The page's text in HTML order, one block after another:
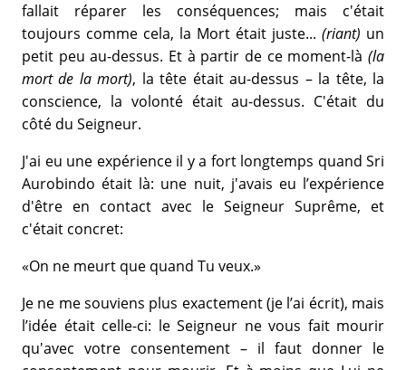
fallait réparer les conséquences; mais c'était
toujours comme cela, la Mort était juste... (riant) un
petit peu au-dessus. Et à partir de ce moment-là (la
mort de la mort), la tête était au-dessus – la tête, la
conscience, la volonté était au-dessus. C'était du
côté du Seigneur.
J'ai eu une expérience il y a fort longtemps quand Sri
Aurobindo était là: une nuit, j'avais eu l’expérience
d'être en contact avec le Seigneur Suprême, et
c'était concret:
«On ne meurt que quand Tu veux.»
Je ne me souviens plus exactement (je l’ai écrit), mais
l’idée était celle-ci: le Seigneur ne vous fait mourir
qu'avec votre consentement – il faut donner le